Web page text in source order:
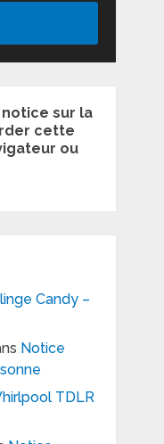
notice sur la
cette
ou
Candy –
Notice
TDLR